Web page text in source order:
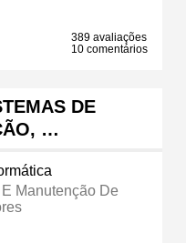
389 avaliações
10 comentários
DE
…
Manutenção De